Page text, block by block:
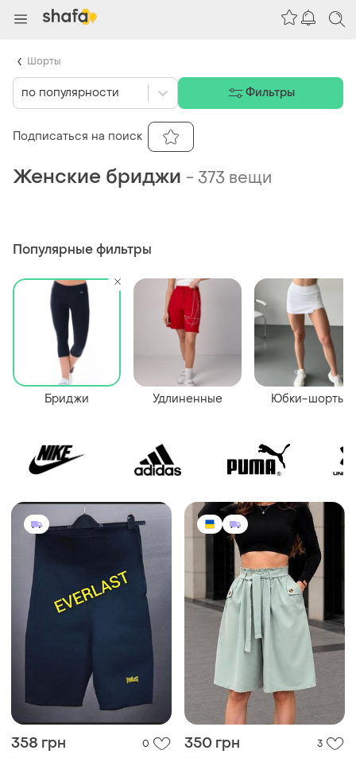
Женские бриджи - 373 вещи
358 грн 0 350 грн 3
Популярные фильтры
Бриджи Удлиненные Юбки-шорты
по популярности Фильтры
Подписаться на поиск
Шорты